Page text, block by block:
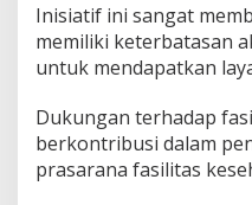
Inisiatif ini sangat
memiliki keterbatasan
untuk mendapatkan
Dukungan terhadap
berkontribusi dalam
prasarana fasilitas